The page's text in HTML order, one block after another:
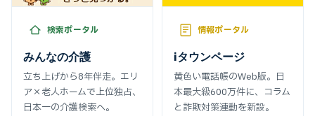
検索ポータル
みんなの介護
立ち上げから8年伴走。エリ
ア×老人ホームで上位独占、
日本一の介護検索へ。
情報ポータル
iタウンページ
黄色い電話帳のWeb版。日
本最大級600万件に、コラム
と詐欺対策連動を新設。